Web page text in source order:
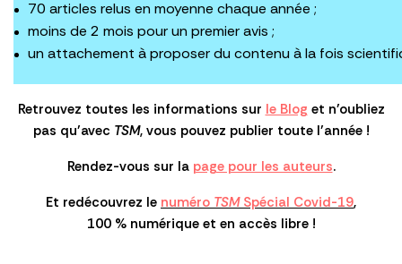
70 articles relus en moyenne chaque année ;
moins de 2 mois pour un premier avis ;
un attachement à proposer du contenu à la fois
Retrouvez toutes les informations sur le Blog et n’oubliez
pas qu’avec TSM, vous pouvez publier toute l’année !
Rendez-vous sur la page pour les auteurs.
Et redécouvrez le numéro TSMSpécial Covid-19,
100 % numérique et en accès libre !